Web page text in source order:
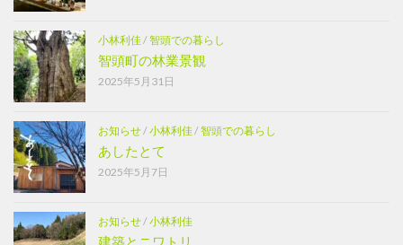
小林利佳/智頭での暮らし
智頭町の林業景観
2025年5月31日
お知らせ/小林利佳/智頭での暮らし
あしたとて
2025年5月7日
お知らせ/小林利佳
建築とニワトリ